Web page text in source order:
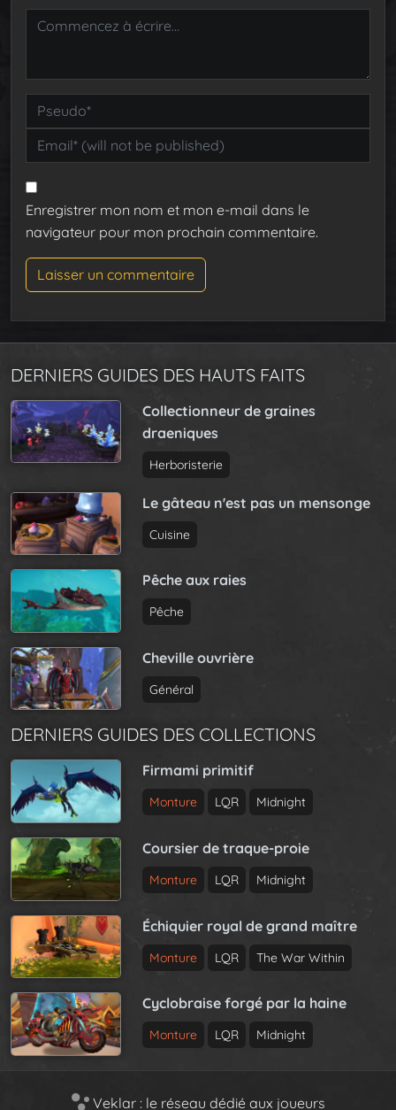
Enregistrer mon nom et mon e-mail dans le
navigateur pour mon prochain commentaire.
DERNIERS GUIDES DES HAUTS FAITS
Collectionneur de graines
draeniques
Herboristerie
Le gâteau n'est pas un mensonge
Cuisine
Pêche aux raies
Pêche
Cheville ouvrière
Général
DERNIERS GUIDES DES COLLECTIONS
Firmami primitif
Monture LQR Midnight
Coursier de traque-proie
Monture LQR Midnight
Échiquier royal de grand maître
Monture LQR The War Within
Cyclobraise forgé par la haine
Monture LQR Midnight
Veklar : le réseau dédié aux joueurs